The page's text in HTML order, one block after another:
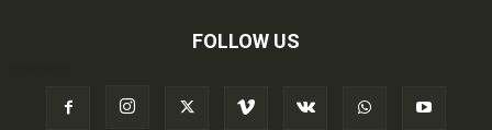
FOLLOW US